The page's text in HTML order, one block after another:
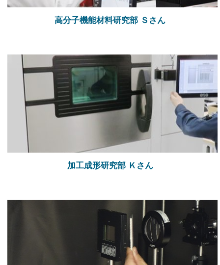
高分子機能材料研究部 Ｓさん
加工成形研究部 Ｋさん